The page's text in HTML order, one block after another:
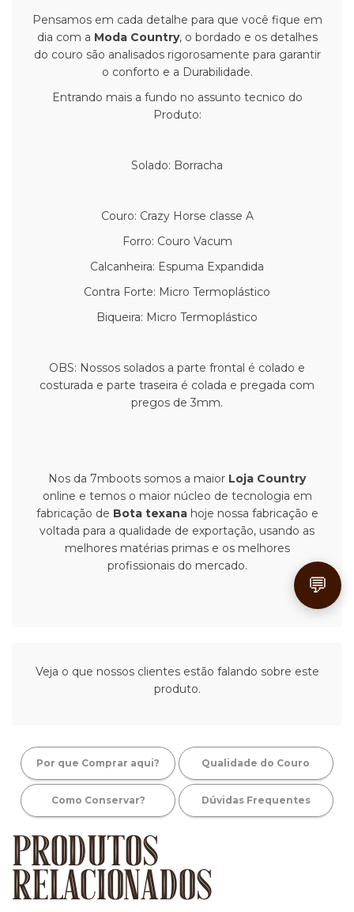
Pensamos em cada detalhe para que você fique em
dia com a Moda Country, o bordado e os detalhes
do couro são analisados rigorosamente para garantir
o conforto e a Durabilidade.
Entrando mais a fundo no assunto tecnico do
Produto:
Solado: Borracha
Couro: Crazy Horse classe A
Forro: Couro Vacum
Calcanheira: Espuma Expandida
Contra Forte: Micro Termoplástico
Biqueira: Micro Termoplástico
OBS: Nossos solados a parte frontal é colado e
costurada e parte traseira é colada e pregada com
pregos de 3mm.
Nos da 7mboots somos a maior Loja Country
online e temos o maior núcleo de tecnologia em
fabricação de Bota texanahoje nossa fabricação e
voltada para a qualidade de exportação, usando as
melhores matérias primas e os melhores
profissionais do mercado.
Veja o que nossos clientes estão falando sobre este
produto.
Por que Comprar aqui? Qualidade do Couro
Como Conservar? Dúvidas Frequentes
PRODUTOS
RELACIONADOS
💬